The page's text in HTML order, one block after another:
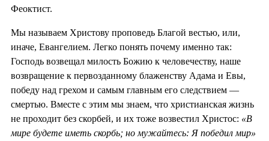
Феоктист.
Мы называем Христову проповедь Благой вестью, или,
иначе, Евангелием. Легко понять почему именно так:
Господь возвещал милость Божию к человечеству, наше
возвращение к первозданному блаженству Адама и Евы,
победу над грехом и самым главным его следствием —
смертью. Вместе с этим мы знаем, что христианская жизнь
не проходит без скорбей, и их тоже возвестил Христос: «В
мире будете иметь скорбь; но мужайтесь: Я победил мир»